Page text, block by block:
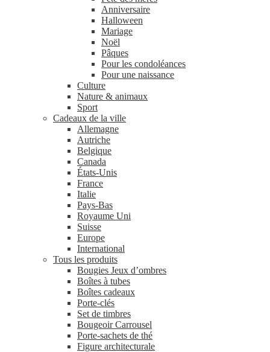
Anniversaire
Halloween
Mariage
Noël
Pâques
Pour les condoléances
Pour une naissance
Culture
Nature & animaux
Sport
Cadeaux de la ville
Allemagne
Autriche
Belgique
Canada
États-Unis
France
Italie
Pays-Bas
Royaume Uni
Suisse
Europe
International
Tous les produits
Bougies Jeux d’ombres
Boîtes à tubes
Boîtes cadeaux
Porte-clés
Set de timbres
Bougeoir Carrousel
Porte-sachets de thé
Figure architecturale